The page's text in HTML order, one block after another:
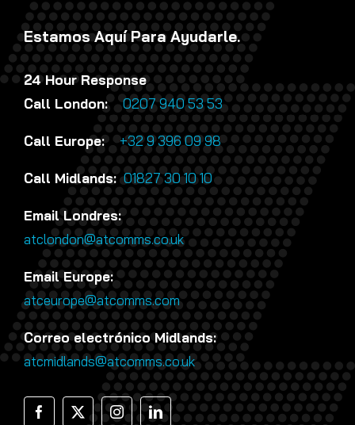
Estamos Aquí Para Ayudarle.
24 Hour Response
Call London:0207 940 53 53
Call Europe:+32 9 396 09 98
Call Midlands:01827 30 10 10
Email Londres:
atclondon@atcomms.co.uk
Email Europe:
atceurope@atcomms.com
Correo electrónico Midlands:
atcmidlands@atcomms.co.uk